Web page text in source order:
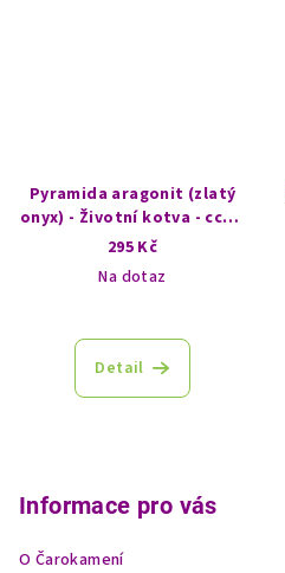
Pyramida aragonit (zlatý
onyx) - Životní kotva - cca 6
cm - Síla uzemnění
295 Kč
Na dotaz
Detail
Informace pro vás
O Čarokamení